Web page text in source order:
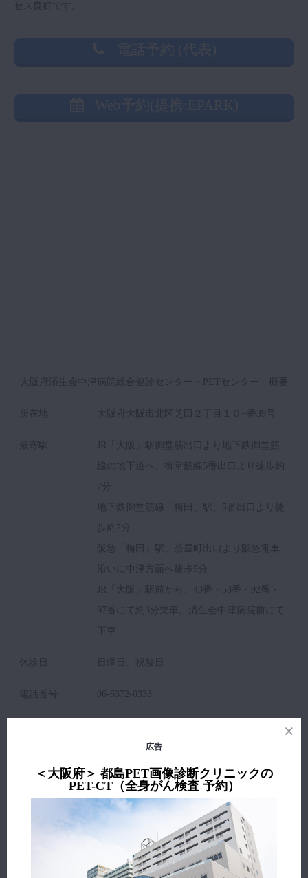
セス良好です。
大阪府済生会中津病院総合健診センター・PETセンター 概要
所在地 大阪府大阪市北区芝田２丁目１０−番39号
最寄駅
JR「大阪」駅御堂筋出口より地下鉄御堂筋
線の地下道へ。御堂筋線5番出口より徒歩約
7分
地下鉄御堂筋線「梅田」駅、5番出口より徒
歩約7分
阪急「梅田」駅、茶屋町出口より阪急電車
沿いに中津方面へ徒歩5分
JR「大阪」駅前から、43番・58番・92番・
97番にて約3分乗車。済生会中津病院前にて
下車
休診日 日曜日、祝祭日
電話番号 06-6372-0333
PETセンターURL
責任者※ 院長 川嶋 成乃亮
（略歴）※
※出典：厚生労働省「 医療情報ネット」/独自調査
広告
＜大阪府＞ 都島PET画像診断クリニックの
PET-CT（全身がん検査 予約）